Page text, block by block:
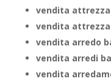
vendita
vendita
vendita arredo
vendita arredi
vendita